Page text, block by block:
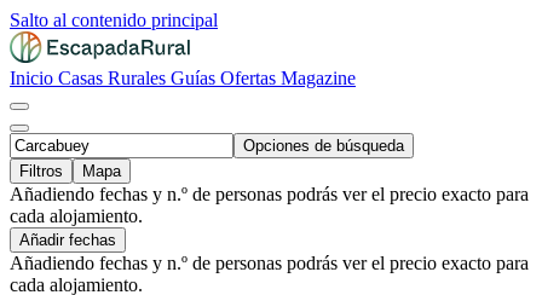
Salto al contenido principal
Inicio Casas Rurales Guías Ofertas Magazine
Opciones de búsqueda
Filtros
Mapa
Añadiendo fechas y n.º de personas podrás ver el precio exacto para
cada alojamiento.
Añadir fechas
Añadiendo fechas y n.º de personas podrás ver el precio exacto para
cada alojamiento.